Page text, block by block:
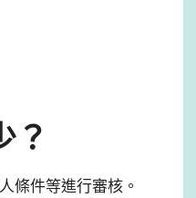
？
條件等進行審核。